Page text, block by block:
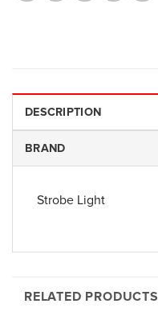
DESCRIPTION
BRAND
Strobe Light
RELATED PRODUCTS